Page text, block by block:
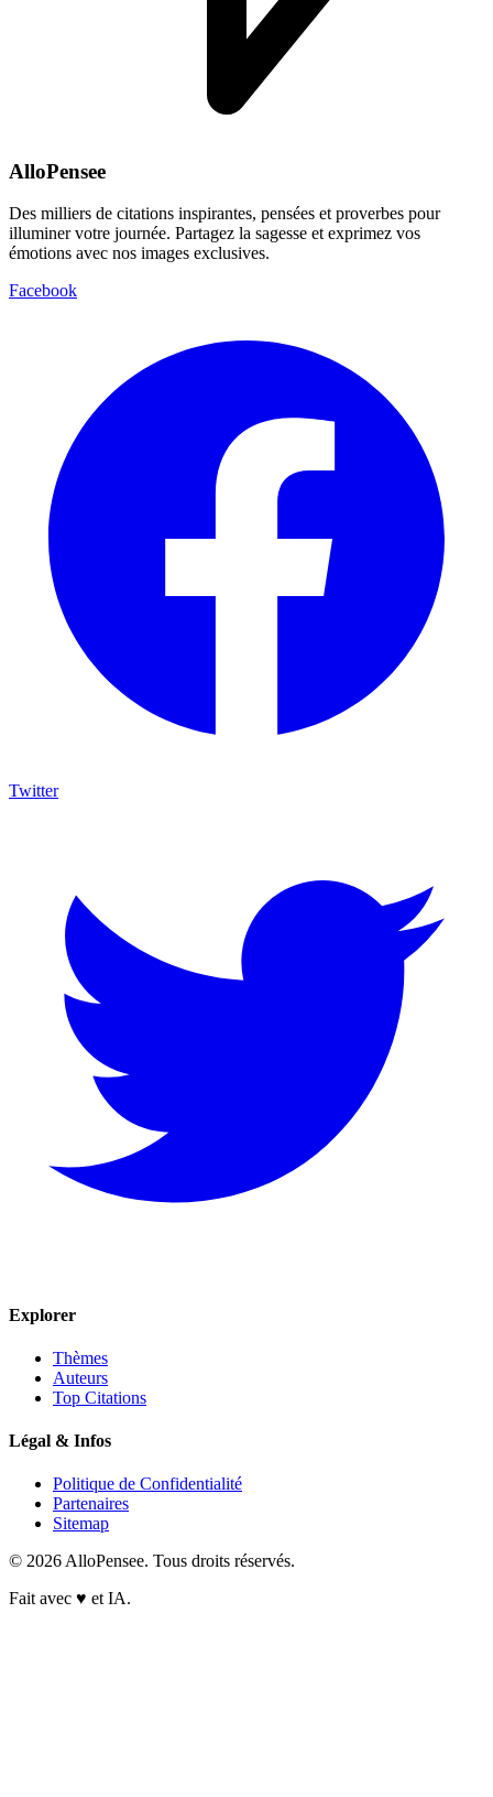
AlloPensee
Des milliers de citations inspirantes, pensées et proverbes pour
illuminer votre journée. Partagez la sagesse et exprimez vos
émotions avec nos images exclusives.
Facebook
Twitter
Explorer
Thèmes
Auteurs
Top Citations
Légal & Infos
Politique de Confidentialité
Partenaires
Sitemap
© 2026 AlloPensee. Tous droits réservés.
Fait avec ♥ et IA.